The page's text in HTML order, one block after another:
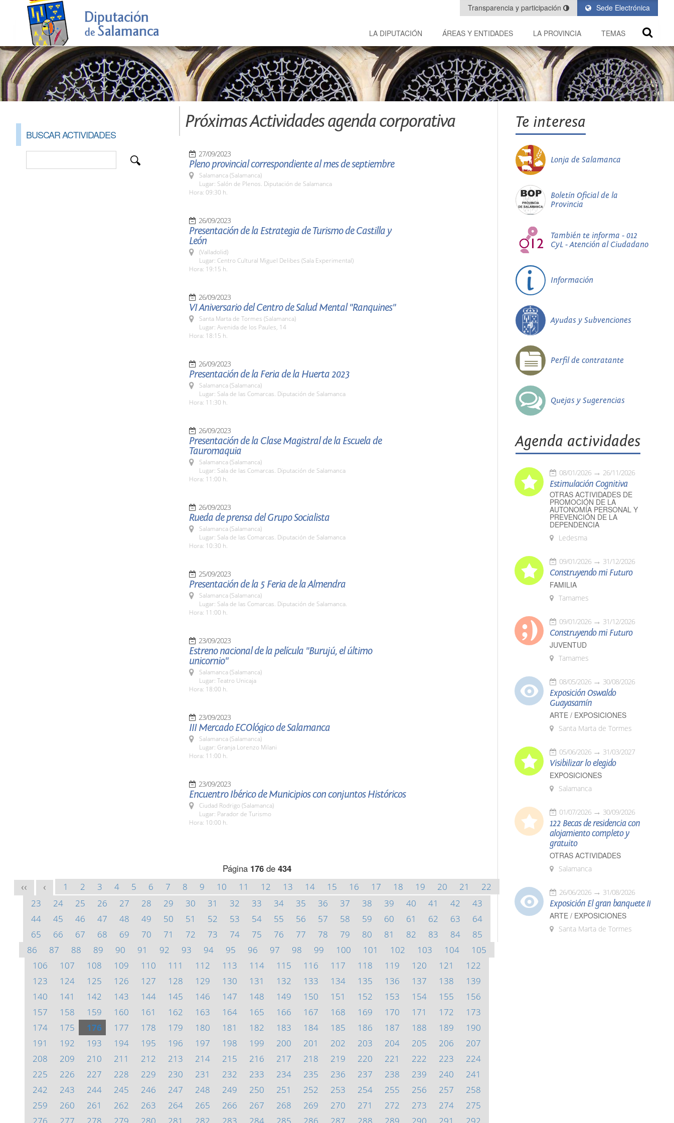
Sede Electrónica
Transparencia y participación
LA DIPUTACIÓN ÁREAS Y ENTIDADES LA PROVINCIA TEMAS
BUSCAR ACTIVIDADES
Próximas Actividades agenda corporativa
27/09/2023
Pleno provincial correspondiente al mes de septiembre
Salamanca (Salamanca)
Lugar: Salón de Plenos. Diputación de Salamanca
Hora: 09:30 h.
26/09/2023
Presentación de la Estrategia de Turismo de Castilla y
León
(Valladolid)
Lugar: Centro Cultural Miguel Delibes (Sala Experimental)
Hora: 19:15 h.
26/09/2023
VI Aniversario del Centro de Salud Mental "Ranquines"
Santa Marta de Tormes (Salamanca)
Lugar: Avenida de los Paules, 14
Hora: 18:15 h.
26/09/2023
Presentación de la Feria de la Huerta 2023
Salamanca (Salamanca)
Lugar: Sala de las Comarcas. Diputación de Salamanca
Hora: 11:30 h.
26/09/2023
Presentación de la Clase Magistral de la Escuela de
Tauromaquia
Salamanca (Salamanca)
Lugar: Sala de las Comarcas. Diputación de Salamanca
Hora: 11:00 h.
26/09/2023
Rueda de prensa del Grupo Socialista
Salamanca (Salamanca)
Lugar: Sala de las Comarcas. Diputación de Salamanca
Hora: 10:30 h.
25/09/2023
Presentación de la 5 Feria de la Almendra
Salamanca (Salamanca)
Lugar: Sala de las Comarcas. Diputación de Salamanca.
Hora: 11:00 h.
23/09/2023
Estreno nacional de la película "Burujú, el último
unicornio"
Salamanca (Salamanca)
Lugar: Teatro Unicaja
Hora: 18:00 h.
23/09/2023
III Mercado ECOlógico de Salamanca
Salamanca (Salamanca)
Lugar: Granja Lorenzo Milani
Hora: 11:00 h.
23/09/2023
Encuentro Ibérico de Municipios con conjuntos Históricos
Ciudad Rodrigo (Salamanca)
Lugar: Parador de Turismo
Hora: 10:00 h.
Página 176de 434
<< < 1 2 3 4 5 6 7 8 9 10 11 12 13 14 15 16 17 18 19 20 21
22
23
24 25 26 27 28 29 30 31 32 33 34 35 36 37 38 39 40 41 42
43
44
45 46 47 48 49 50 51 52 53 54 55 56 57 58 59 60 61 62 63
64
65
66 67 68 69 70 71 72 73 74 75 76 77 78 79 80 81 82 83 84
85
86
87 88 89 90 91 92 93 94 95 96 97 98 99 100 101 102 103 104
105
106
107 108 109 110 111 112 113 114 115 116 117 118 119 120 121
122
123
124 125 126 127 128 129 130 131 132 133 134 135 136 137 138
139
140
141 142 143 144 145 146 147 148 149 150 151 152 153 154 155
156
157
158 159 160 161 162 163 164 165 166 167 168 169 170 171 172
173
174
175 176 177 178 179 180 181 182 183 184 185 186 187 188 189
190
191
192 193 194 195 196 197 198 199 200 201 202 203 204 205 206
207
208
209 210 211 212 213 214 215 216 217 218 219 220 221 222 223
224
225
226 227 228 229 230 231 232 233 234 235 236 237 238 239 240
241
242
243 244 245 246 247 248 249 250 251 252 253 254 255 256 257
258
259
260 261 262 263 264 265 266 267 268 269 270 271 272 273 274
275
Te interesa
Lonja de Salamanca
Boletín Oficial de la
Provincia
También te informa - 012
CyL - Atención al Ciudadano
Información
Ayudas y Subvenciones
Perfil de contratante
Quejas y Sugerencias
Agenda actividades
08/01/2026 26/11/2026
Estimulación Cognitiva
OTRAS ACTIVIDADES DE
PROMOCIÓN DE LA
AUTONOMÍA PERSONAL Y
PREVENCIÓN DE LA
DEPENDENCIA
Ledesma
09/01/2026 31/12/2026
Construyendo mi Futuro
FAMILIA
Tamames
09/01/2026 31/12/2026
Construyendo mi Futuro
JUVENTUD
Tamames
08/05/2026 30/08/2026
Exposición Oswaldo
Guayasamín
ARTE / EXPOSICIONES
Santa Marta de Tormes
05/06/2026 31/03/2027
Visibilizar lo elegido
EXPOSICIONES
Salamanca
01/07/2026 30/09/2026
122 Becas de residencia con
alojamiento completo y
gratuito
OTRAS ACTIVIDADES
Salamanca
26/06/2026 31/08/2026
Exposición El gran banquete II
ARTE / EXPOSICIONES
Santa Marta de Tormes